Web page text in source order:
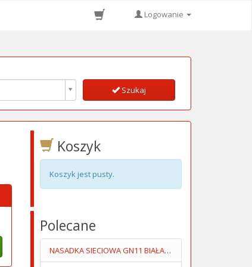
Logowanie
Szukaj
Koszyk
Koszyk jest pusty.
Polecane
NASADKA SIECIOWA GN11 BIAŁA PŁASKA